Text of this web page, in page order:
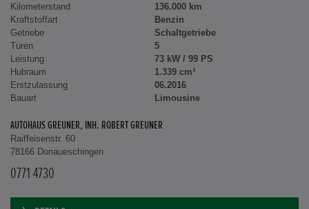
Kilometerstand
136.000 km
Kraftstoffart
Benzin
Getriebe
Schaltgetriebe
Türen
5
Leistung
73 kW / 99 PS
Hubraum
1.339 cm³
Erstzulassung
06.2016
Bauart
Limousine
AUTOHAUS GREUNER, INH. ROBERT GREUNER
Raiffeisenstr. 60
78166 Donaueschingen
0771 4730